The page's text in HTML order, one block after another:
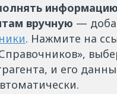
информацию
вручную —
. Нажмите на
и его